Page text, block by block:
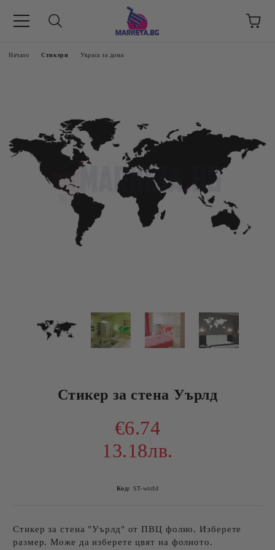
8 -17 ч/
Начало Стикери Украса за дома
Стикер за стена Уърлд
€6.74
13.18лв.
Код: ST-world
Стикер за стена "Уърлд" от ПВЦ фолио. Изберете
размер. Може да изберете цвят на фолиото.